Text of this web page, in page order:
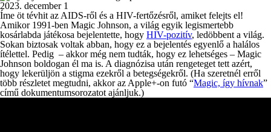
2023. december 1
Íme öt tévhit az AIDS-ről és a HIV-fertőzésről, amiket felejts el!
Amikor 1991-ben Magic Johnson, a világ egyik legismertebb
kosárlabda játékosa bejelentette, hogy HIV-pozitív, ledöbbent a világ.
Sokan biztosak voltak abban, hogy ez a bejelentés egyenlő a halálos
ítélettel. Pedig – akkor még nem tudták, hogy ez lehetséges – Magic
Johnson boldogan él ma is. A diagnózisa után rengeteget tett azért,
hogy lekerüljön a stigma ezekről a betegségekről. (Ha szeretnél erről
több részletet megtudni, akkor az Apple+-on futó “Magic, így hívnak”
című dokumentumsorozatot ajánljuk.)